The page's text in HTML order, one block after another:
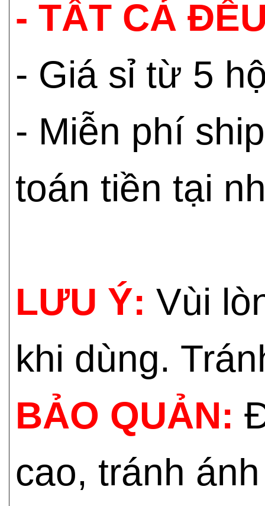
- TẤT CẢ
- Giá sỉ từ 5
- Miễn phí
toán tiền tại
LƯU Ý: Vùi
khi dùng.
BẢO QUẢN:
cao, tránh